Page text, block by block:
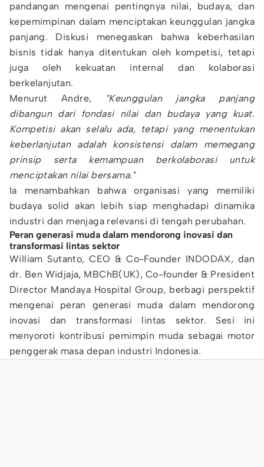
pandangan mengenai pentingnya nilai, budaya, dan
kepemimpinan dalam menciptakan keunggulan jangka
panjang. Diskusi menegaskan bahwa keberhasilan
bisnis tidak hanya ditentukan oleh kompetisi, tetapi
juga oleh kekuatan internal dan kolaborasi
berkelanjutan.
Menurut Andre,
"Keunggulan jangka panjang
dibangun dari fondasi nilai dan budaya yang kuat.
Kompetisi akan selalu ada, tetapi yang menentukan
keberlanjutan adalah konsistensi dalam memegang
prinsip serta kemampuan berkolaborasi untuk
menciptakan nilai bersama."
Ia menambahkan bahwa organisasi yang memiliki
budaya solid akan lebih siap menghadapi dinamika
industri dan menjaga relevansi di tengah perubahan.
Peran generasi muda dalam mendorong inovasi dan
transformasi lintas sektor
William Sutanto, CEO & Co-Founder INDODAX, dan
dr. Ben Widjaja, MBChB(UK), Co-founder & President
Director Mandaya Hospital Group, berbagi perspektif
mengenai peran generasi muda dalam mendorong
inovasi dan transformasi lintas sektor. Sesi ini
menyoroti kontribusi pemimpin muda sebagai motor
penggerak masa depan industri Indonesia.